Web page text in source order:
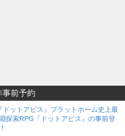
前予約
ドットアビス』プラットホーム史上最
探索RPG『ドットアビス』の事前登